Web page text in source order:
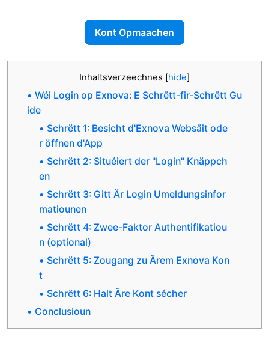
Kont Opmaachen
Inhaltsverzeechnes [hide]
Wéi Login op Exnova: E Schrëtt-fir-Schrëtt Gu
ide
Schrëtt 1: Besicht d'Exnova Websäit ode
r öffnen d'App
Schrëtt 2: Situéiert der "Login" Knäppch
en
Schrëtt 3: Gitt Är Login Umeldungsinfor
matiounen
Schrëtt 4: Zwee-Faktor Authentifikatiou
n (optional)
Schrëtt 5: Zougang zu Ärem Exnova Kon
t
Schrëtt 6: Halt Äre Kont sécher
Conclusioun